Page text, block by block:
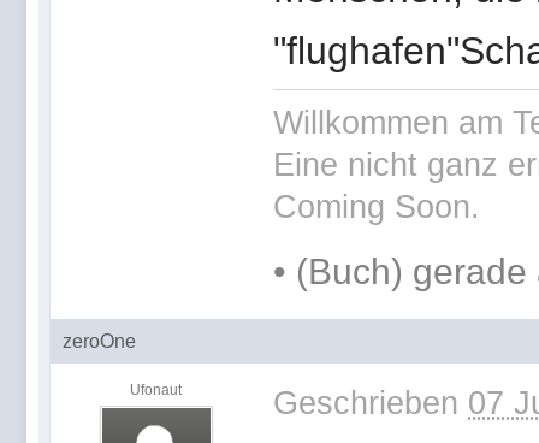
Willkommen am
Eine nicht ganz
Coming Soon.
• (Buch) gerade
zeroOne
Ufonaut Geschrieben 07